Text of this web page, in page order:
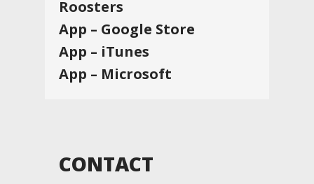
Roosters
App – Google Store
App – iTunes
App – Microsoft
CONTACT